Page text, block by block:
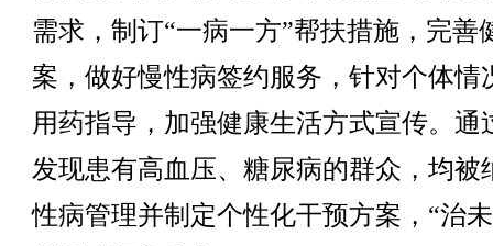
需求，制订“一病一方”帮扶措施，完善
案，做好慢性病签约服务，针对个体情
用药指导，加强健康生活方式宣传。通
发现患有高血压、糖尿病的群众，均被
性病管理并制定个性化干预方案，“治